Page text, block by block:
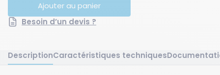
Ajouter au panier
Besoin d’un devis ?
DescriptionCaractéristiques techniques